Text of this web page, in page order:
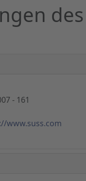
des
- 161
www.suss.com